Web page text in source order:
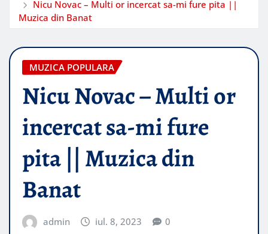
Nicu Novac – Multi or incercat sa-mi fure pita ||
Muzica din Banat
MUZICA POPULARA
Nicu Novac – Multi or
incercat sa-mi fure
pita || Muzica din
Banat
admin iul. 8, 2023 0